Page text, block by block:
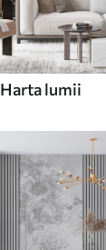
Harta lumii